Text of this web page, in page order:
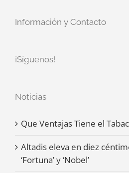
Información y Contacto
¡Síguenos!
Noticias
Que Ventajas Tiene el
Altadis eleva en diez
‘Fortuna’ y ‘Nobel’